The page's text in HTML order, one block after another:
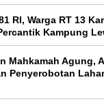
RI, Warga RT 13
Kampung
Mahkamah Agung,
Penyerobotan